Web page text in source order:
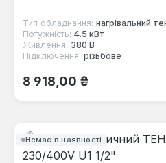
Тип обладнання: нагрівальний
Потужність: 4.5 кВт
Живлення: 380 В
Підключення: різьбове
Звичайна ціна:
8 918,00 ₴
Немає в наявності